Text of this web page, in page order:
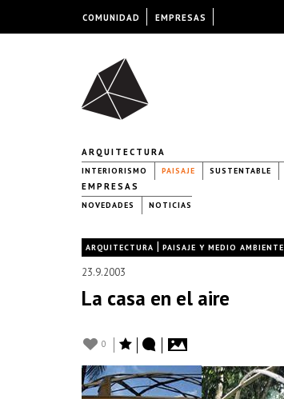
ARQUITECTURA
INTERIORISMO PAISAJE SUSTENTABLE
EMPRESAS
NOVEDADES NOTICIAS
ARQUITECTURA | PAISAJE Y MEDIO AMBIENTE
23.9.2003
La casa en el aire
0
COMUNIDAD EMPRESAS